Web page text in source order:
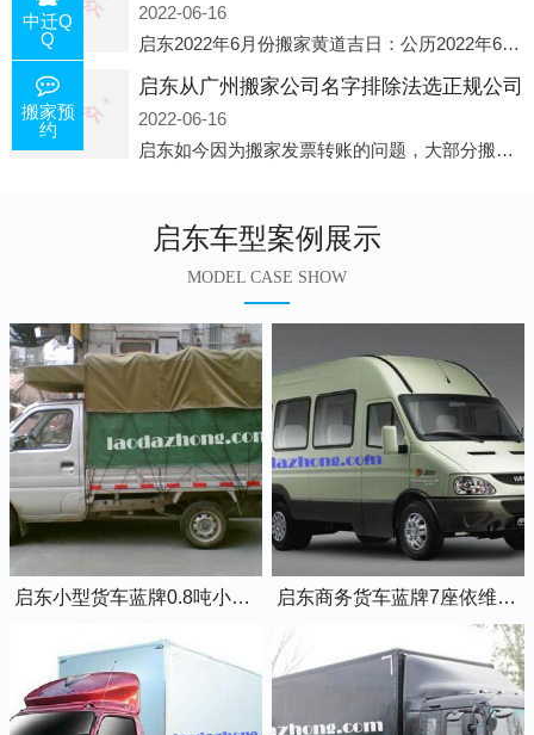
2022-06-16
启东2022年6月份搬家黄道吉日：公历2022年6月1日 农历五月初三 星期三 冲兔(己卯)公历2022年6月4日 农历五月初六 星期六 冲马(壬午)公历2022年6月8日 农历五月初十 星期三 冲狗(丙
启东从广州搬家公司名字排除法选正规公司
2022-06-16
启东如今因为搬家发票转账的问题，大部分搬家公司都已经注册了营业执照，早5年前基本上所谓的搬家公司都是无注册状态也就是无照营业，由于企业注册量大增所以各种企业信息展示平台如雨后春笋般遍地开花，如：天眼查，企
启东车型案例展示
MODEL CASE SHOW
启东小型货车蓝牌0.8吨小卡车 启东商务货车蓝牌7座依维柯全顺车
中迁Q
Q
搬家预
约